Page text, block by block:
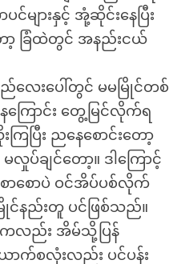
င်များနှင့် အုံ့ဆိုင်းနေပြီး
ော့ ခြံထဲတွင် အနည်းငယ်
လေးပေါ်တွင် မမမြိုင်တစ်
ောင်း တွေ့မြင်လိုက်ရ
ပြီး ညနေစောင်းတော့
ပ်ချင်တော့။ ဒါကြောင့်
စောစောပဲ ဝင်အိပ်ပစ်လိုက်
နည်းတူ ပင်ဖြစ်သည်။
ကလည်း အိမ်သို့ပြန်
က်စလုံးလည်း ပင်ပန်း